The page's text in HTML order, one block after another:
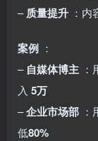
–质量提升 ：内
案例 ：
– 自媒体博主
入 5万
–企业市场部
低80%